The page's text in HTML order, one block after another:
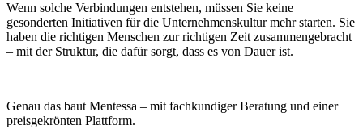
Wenn solche Verbindungen entstehen, müssen Sie keine
gesonderten Initiativen für die Unternehmenskultur mehr starten. Sie
haben die richtigen Menschen zur richtigen Zeit zusammengebracht
– mit der Struktur, die dafür sorgt, dass es von Dauer ist.
Genau das baut Mentessa – mit fachkundiger Beratung und einer
preisgekrönten Plattform.